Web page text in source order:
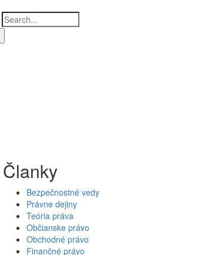
Članky
Bezpečnostné vedy
Právne dejiny
Teória práva
Občianske právo
Obchodné právo
Finančné právo